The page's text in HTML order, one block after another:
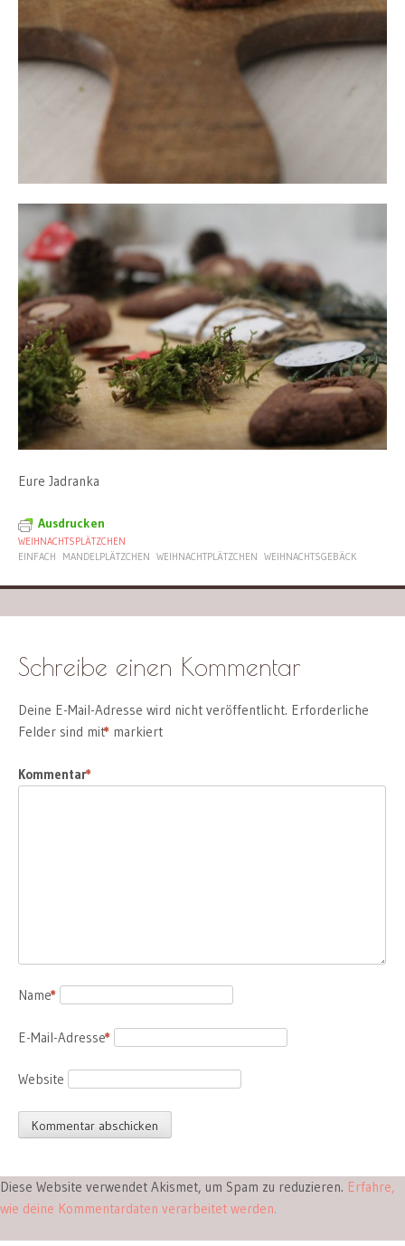
Eure Jadranka
Ausdrucken
WEIHNACHTSPLÄTZCHEN
EINFACH
MANDELPLÄTZCHEN WEIHNACHTPLÄTZCHEN WEIHNACHTSGEBÄCK
Schreibe einen Kommentar
Deine E-Mail-Adresse wird nicht veröffentlicht. Erforderliche
Felder sind mit
* markiert
Kommentar
*
Name
*
E-Mail-Adresse
*
Website
Diese Website verwendet Akismet, um Spam zu reduzieren. Erfahre,
wie deine Kommentardaten verarbeitet werden.